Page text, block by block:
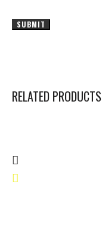
RELATED PRODUCTS